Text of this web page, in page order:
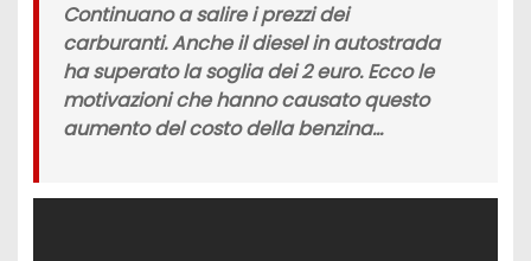
Continuano a salire i prezzi dei
carburanti. Anche il diesel in autostrada
ha superato la soglia dei 2 euro. Ecco le
motivazioni che hanno causato questo
aumento del costo della benzina…